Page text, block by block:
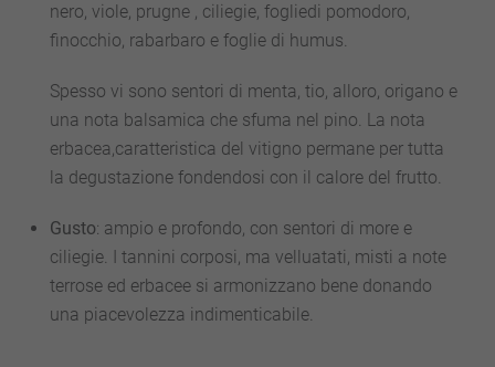
nero, viole, prugne , ciliegie, fogliedi pomodoro,
finocchio, rabarbaro e foglie di humus.
Spesso vi sono sentori di menta, tio, alloro, origano e
una nota balsamica che sfuma nel pino. La nota
erbacea,caratteristica del vitigno permane per tutta
la degustazione fondendosi con il calore del frutto.
Gusto: ampio e profondo, con sentori di more e
ciliegie. I tannini corposi, ma velluatati, misti a note
terrose ed erbacee si armonizzano bene donando
una piacevolezza indimenticabile.